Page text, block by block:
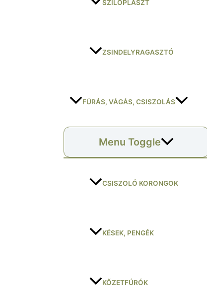
SZILOPLASZT
ZSINDELYRAGASZTÓ
FÚRÁS, VÁGÁS, CSISZOLÁS
Menu Toggle
CSISZOLÓ KORONGOK
KÉSEK, PENGÉK
KŐZETFÚRÓK